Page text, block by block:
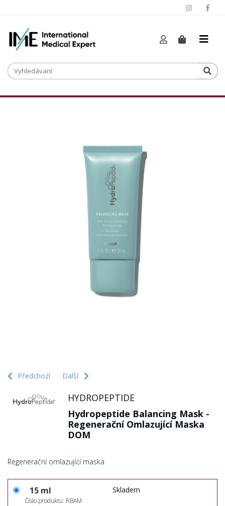
Předchozí Další
HYDROPEPTIDE
Hydropeptide Balancing Mask -
Regenerační Omlazující Maska
DOM
Regenerační omlazující maska
15 ml
Číslo produktu: RBAM
Skladem